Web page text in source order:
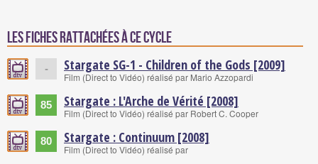
Les fiches rattachées à ce cycle
- Stargate SG-1 - Children of the Gods [2009]
Film (Direct to Vidéo) réalisé par Mario Azzopardi
85 Stargate : L'Arche de Vérité [2008]
Film (Direct to Vidéo) réalisé par Robert C. Cooper
80 Stargate : Continuum [2008]
Film (Direct to Vidéo) réalisé par